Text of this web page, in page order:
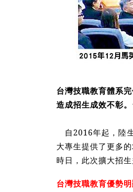
台灣技職教育體系
造成招生成效不彰
自2016年起，陸
大專生提供了更多
時日，此次擴大招
台灣技職教育優勢